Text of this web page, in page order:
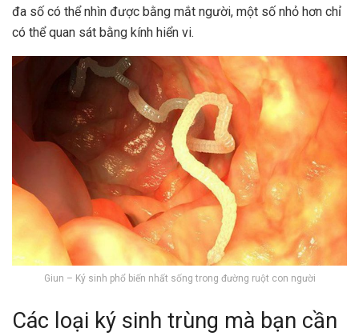
đa số có thể nhìn được bằng mắt người, một số nhỏ hơn chỉ
có thể quan sát bằng kính hiển vi.
Giun – Ký sinh phổ biến nhất sống trong đường ruột con người
Các loại ký sinh trùng mà bạn cần